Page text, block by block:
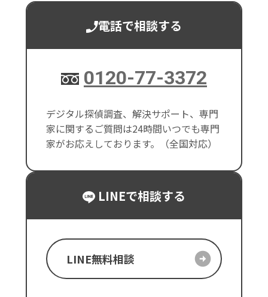
電話で相談する
0120-77-3372
デジタル探偵調査、解決サポート、専門
家に関するご質問は24時間いつでも専門
家がお応えしております。（全国対応）
LINEで相談する
LINE無料相談